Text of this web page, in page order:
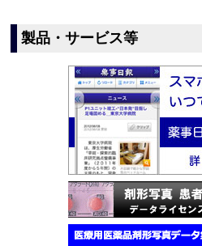
製品・サービス等